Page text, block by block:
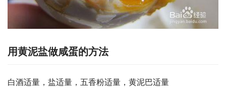
用黄泥盐做咸蛋的方法
白酒适量，盐适量，五香粉适量，黄泥巴适量